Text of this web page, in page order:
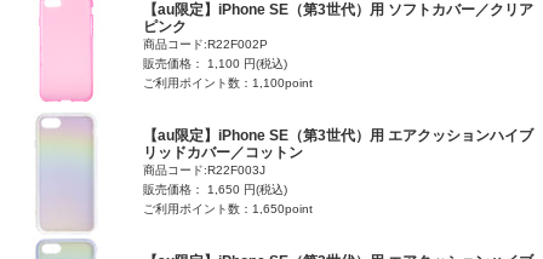
【au限定】iPhone SE（第3世代）用 ソフトカバー／クリア
ピンク
商品コード:R22F002P
販売価格： 1,100 円(税込)
ご利用ポイント数：1,100point
【au限定】iPhone SE（第3世代）用 エアクッションハイブ
リッドカバー／コットン
商品コード:R22F003J
販売価格： 1,650 円(税込)
ご利用ポイント数：1,650point